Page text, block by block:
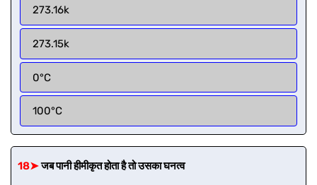
273.16k
273.15k
0°C
100°C
18➤जब पानी हीमीकृत होता है तो उसका घनत्व